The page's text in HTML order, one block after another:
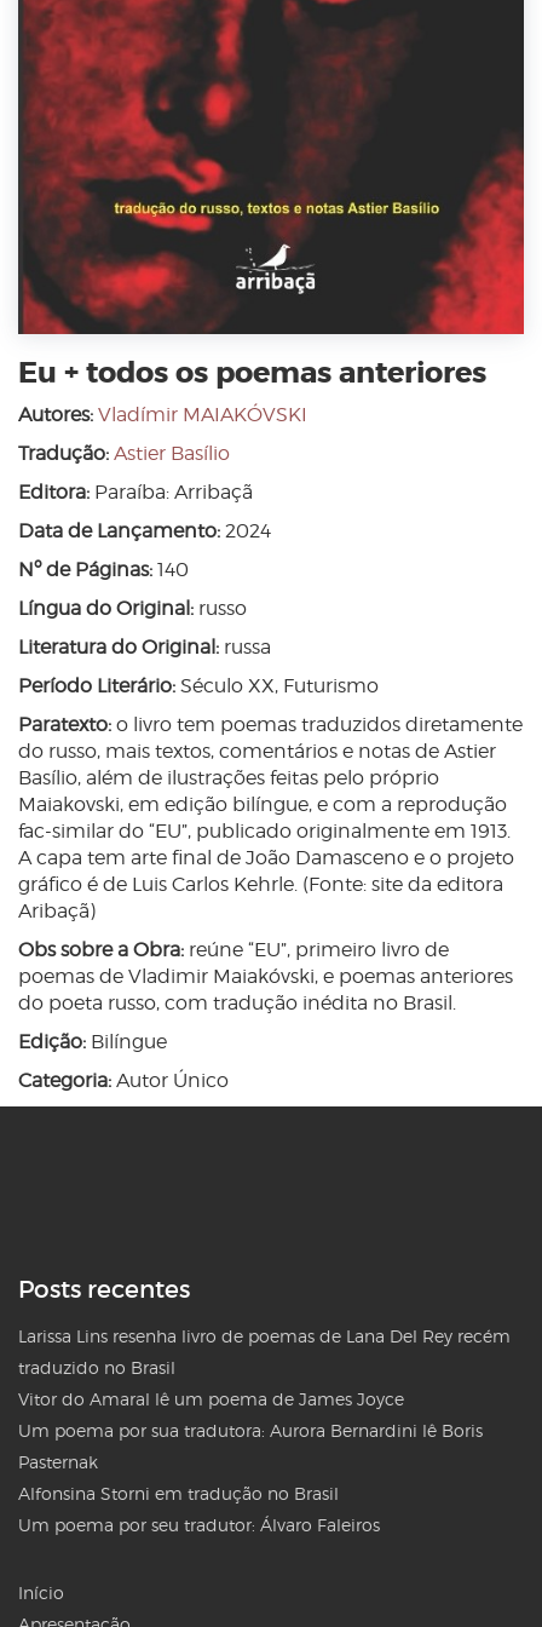
Eu + todos os poemas anteriores
Autores: Vladímir MAIAKÓVSKI
Tradução: Astier Basílio
Editora: Paraíba: Arribaçã
Data de Lançamento: 2024
Nº de Páginas: 140
Língua do Original: russo
Literatura do Original: russa
Período Literário: Século XX, Futurismo
Paratexto: o livro tem poemas traduzidos diretamente
do russo, mais textos, comentários e notas de Astier
Basílio, além de ilustrações feitas pelo próprio
Maiakovski, em edição bilíngue, e com a reprodução
fac-similar do “EU”, publicado originalmente em 1913.
A capa tem arte final de João Damasceno e o projeto
gráfico é de Luis Carlos Kehrle. (Fonte: site da editora
Aribaçã)
Obs sobre a Obra: reúne “EU”, primeiro livro de
poemas de Vladimir Maiakóvski, e poemas anteriores
do poeta russo, com tradução inédita no Brasil.
Edição: Bilíngue
Categoria: Autor Único
Posts recentes
Larissa Lins resenha livro de poemas de Lana Del Rey recém
traduzido no Brasil
Vitor do Amaral lê um poema de James Joyce
Um poema por sua tradutora: Aurora Bernardini lê Boris
Pasternak
Alfonsina Storni em tradução no Brasil
Um poema por seu tradutor: Álvaro Faleiros
Início